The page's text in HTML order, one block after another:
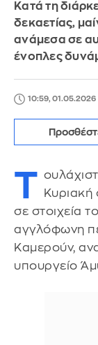
Κατά τη
δεκαετίας,
ανάμεσα σε
ένοπλες
10:59, 01.05.2026
Τ
Κυριακή
σε στοιχεία
αγγλόφωνη
Καμερούν,
υπουργείο